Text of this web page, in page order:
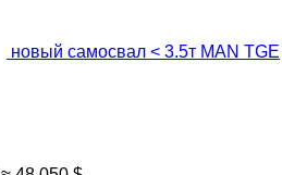
новый самосвал < 3.5т MAN TGE